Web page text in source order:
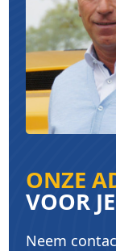
ONZE
VOOR
Neem